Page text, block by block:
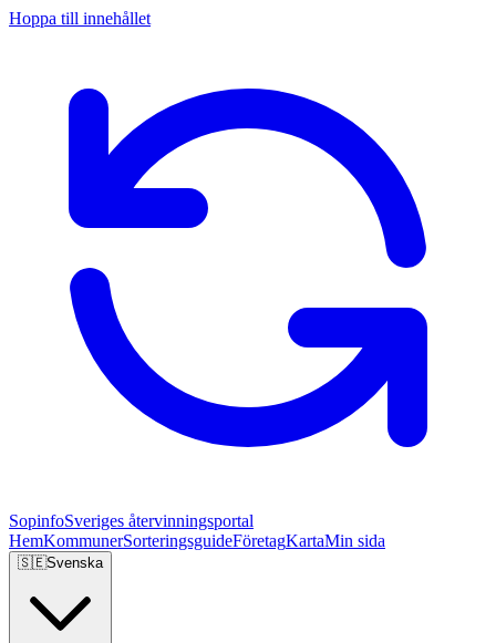
Hoppa till innehållet
SopinfoSveriges återvinningsportal
HemKommunerSorteringsguideFöretagKartaMin sida
🇸🇪Svenska